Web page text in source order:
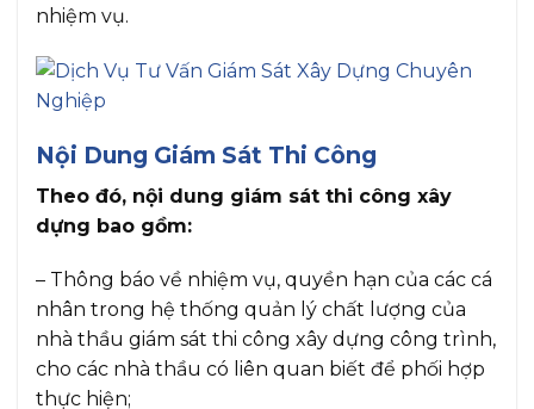
nhiệm vụ.
Nội Dung Giám Sát Thi Công
Theo đó, nội dung giám sát thi công xây
dựng bao gồm:
– Thông báo về nhiệm vụ, quyền hạn của các cá
nhân trong hệ thống quản lý chất lượng của
nhà thầu giám sát thi công xây dựng công trình,
cho các nhà thầu có liên quan biết để phối hợp
thực hiện;